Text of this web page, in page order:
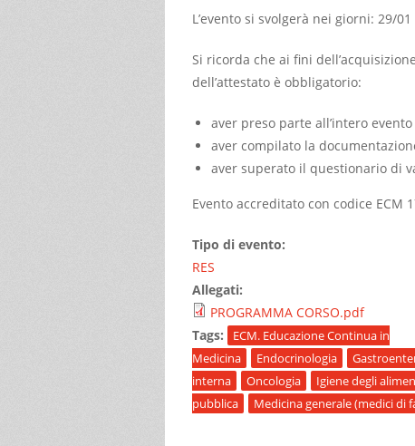
L’evento si svolgerà nei giorni: 29/
Si ricorda che ai fini
dell’attestato è obbligatorio:
aver preso parte all’intero
aver compilato la
aver superato il questionario di
Evento accreditato con codice ECM
Tipo di evento:
RES
Allegati:
PROGRAMMA CORSO.pdf
Tags:
ECM. Educazione Continua in
Medicina
Endocrinologia
interna
Oncologia Igiene degli
pubblica
Medicina generale (medici di